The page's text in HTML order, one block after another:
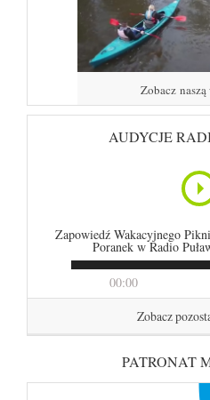
Zobacz
AUDYCJE
00:00
Zapowiedź Wakacyjnego
Poranek w Radio
Zobacz
PATRONAT